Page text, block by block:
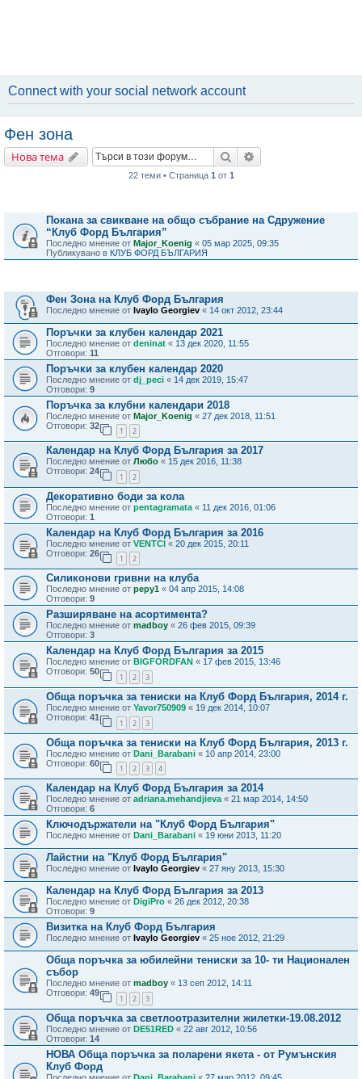
Connect with your social network account
Фен зона
Нова тема Търсене
22 теми • Страница 1 от 1
Покана за свикване на общо събрание на Сдружение
“Клуб Форд България”
Последно мнение от Major_Koenig « 05 мар 2025, 09:35
Публикувано в КЛУБ ФОРД БЪЛГАРИЯ
Фен Зона на Клуб Форд България
Последно мнение от Ivaylo Georgiev « 14 окт 2012, 23:44
Поръчки за клубен календар 2021
Последно мнение от deninat « 13 дек 2020, 11:55
Отговори: 11
Поръчки за клубен календар 2020
Последно мнение от dj_peci « 14 дек 2019, 15:47
Отговори: 9
Поръчка за клубни календари 2018
Последно мнение от Major_Koenig « 27 дек 2018, 11:51
Отговори: 32
1 2
Календар на Клуб Форд България за 2017
Последно мнение от Любо « 15 дек 2016, 11:38
Отговори: 24
1 2
Декоративно боди за кола
Последно мнение от pentagramata « 11 дек 2016, 01:06
Отговори: 1
Календар на Клуб Форд България за 2016
Последно мнение от VENTCI « 20 дек 2015, 20:11
Отговори: 26
1 2
Силиконови гривни на клуба
Последно мнение от pepy1 « 04 апр 2015, 14:08
Отговори: 9
Разширяване на асортимента?
Последно мнение от madboy « 26 фев 2015, 09:39
Отговори: 3
Календар на Клуб Форд България за 2015
Последно мнение от BIGFORDFAN « 17 фев 2015, 13:46
Отговори: 50
1 2 3
Обща поръчка за тениски на Клуб Форд България, 2014 г.
Последно мнение от Yavor750909 « 19 дек 2014, 10:07
Отговори: 41
1 2 3
Обща поръчка за тениски на Клуб Форд България, 2013 г.
Последно мнение от Dani_Barabani « 10 апр 2014, 23:00
Отговори: 60
1 2 3 4
Календар на Клуб Форд България за 2014
Последно мнение от adriana.mehandjieva « 21 мар 2014, 14:50
Отговори: 6
Ключодържатели на "Клуб Форд България"
Последно мнение от Dani_Barabani « 19 юни 2013, 11:20
Лайстни на "Клуб Форд България"
Последно мнение от Ivaylo Georgiev « 27 яну 2013, 15:30
Календар на Клуб Форд България за 2013
Последно мнение от DigiPro « 26 дек 2012, 20:38
Отговори: 9
Визитка на Клуб Форд България
Последно мнение от Ivaylo Georgiev « 25 ное 2012, 21:29
Обща поръчка за юбилейни тениски за 10- ти Национален
събор
Последно мнение от madboy « 13 сеп 2012, 14:11
Отговори: 49
1 2 3
Обща поръчка за светлоотразителни жилетки-19.08.2012
Последно мнение от DE51RED « 22 авг 2012, 10:56
Отговори: 14
НОВА Обща поръчка за поларени якета - от Румънския
Клуб Форд